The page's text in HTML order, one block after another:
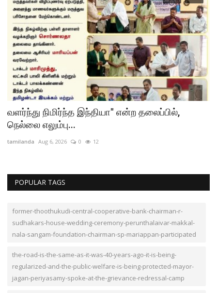
வளர்ந்து நிமிர்ந்த இந்தியா" என்ற தலைப்பில்,
நெல்லை எலும்பு...
tamilanda Aug 6, 2026 0 12
POPULAR TAGS
former-thoothukudi-central-cooperative-bank-chairman-r-
sudhakars-house-wedding-ceremony-perunthalaivar-makkal-
nala-sangam-foundation-chairman-sp-mariappan-participated
the-road-is-the-same-as-it-was-40-years-ago-it-is-being-
regularized-and-the-public-welfare-is-being-protected-mayor-
jagan-periyasamy-spoke-at-the-grievance-redressal-camp